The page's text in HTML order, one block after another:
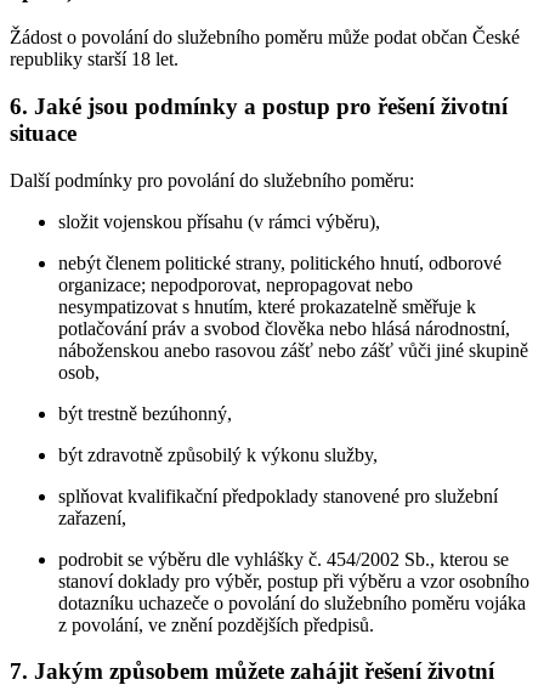
Žádost o povolání do služebního poměru může podat občan České
republiky starší 18 let.
6. Jaké jsou podmínky a postup pro řešení životní
situace
Další podmínky pro povolání do služebního poměru:
složit vojenskou přísahu (v rámci výběru),
nebýt členem politické strany, politického hnutí, odborové
organizace; nepodporovat, nepropagovat nebo
nesympatizovat s hnutím, které prokazatelně směřuje k
potlačování práv a svobod člověka nebo hlásá národnostní,
náboženskou anebo rasovou zášť nebo zášť vůči jiné skupině
osob,
být trestně bezúhonný,
být zdravotně způsobilý k výkonu služby,
splňovat kvalifikační předpoklady stanovené pro služební
zařazení,
podrobit se výběru dle vyhlášky č. 454/2002 Sb., kterou se
stanoví doklady pro výběr, postup při výběru a vzor osobního
dotazníku uchazeče o povolání do služebního poměru vojáka
z povolání, ve znění pozdějších předpisů.
7. Jakým způsobem můžete zahájit řešení životní